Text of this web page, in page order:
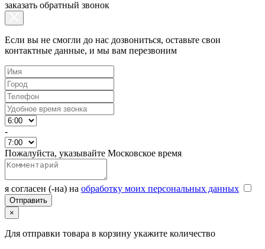
заказать обратный звонок
Если вы не смогли до нас дозвониться, оставьте свои
контактные данные, и мы вам перезвоним
-
Пожалуйста, указывайте Московское время
я согласен (-на) на обработку моих персональных данных
×
Для отправки товара в корзину укажите количество